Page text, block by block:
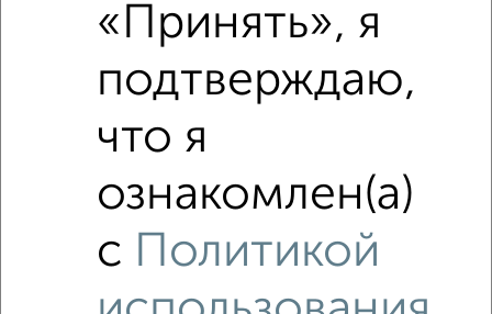
«Принять», я
подтверждаю,
что я
ознакомлен(а)
с Политикой